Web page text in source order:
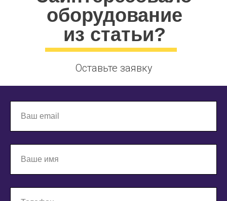
оборудование
из статьи?
Оставьте заявку